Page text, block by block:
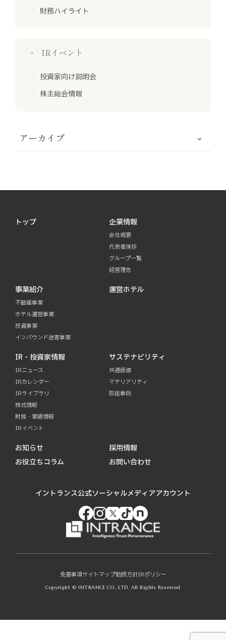
財務ハイライト
arrow_forward IRイベント
投資家向け説明会
株主総会情報
アーカイブ
トップ 企業情報
会社概要
代表者挨拶
グループ一覧
経営理念
事業紹介
不動産事業
ホテル運営事業
投資事業
インバウンド送客事業
運営ホテル
IR・投資家情報
IRニュース
IRカレンダー
IRライブラリ
株式情報
財務・業績情報
IRイベント
サステナビリティ
共通価値
マテリアリティ
取組事例
お知らせ
お役立ちコラム
採用情報
お問い合わせ
イントランス公式ソーシャルメディアアカウント
免責事項サイトマップ勧誘方針IRポリシー
Copyright © INTRANCE CO., LTD. All Rights Reserved